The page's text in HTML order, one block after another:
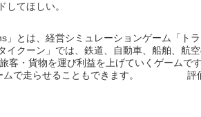
のでぜひダウンロードし
とは、経営シミュレーションゲーム「ト
クーン」では、鉄道、自動車、船舶、航
客・貨物を運び利益を上げていくゲームで
をゲームで走らせることもできま